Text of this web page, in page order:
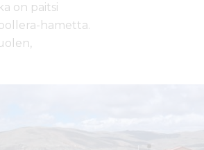
on paitsi
hametta.